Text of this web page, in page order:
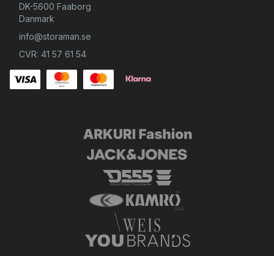
DK-5600 Faaborg
Danmark
info@storaman.se
CVR: 41 57 61 54